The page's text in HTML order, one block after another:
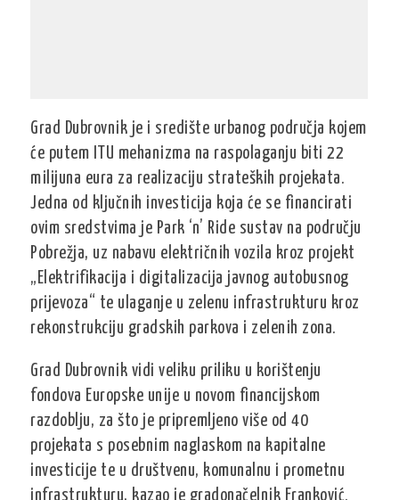
Grad Dubrovnik je i središte urbanog područja kojem
će putem ITU mehanizma na raspolaganju biti 22
milijuna eura za realizaciju strateških projekata.
Jedna od ključnih investicija koja će se financirati
ovim sredstvima je Park ‘n’ Ride sustav na području
Pobrežja, uz nabavu električnih vozila kroz projekt
„Elektrifikacija i digitalizacija javnog autobusnog
prijevoza“ te ulaganje u zelenu infrastrukturu kroz
rekonstrukciju gradskih parkova i zelenih zona.
Grad Dubrovnik vidi veliku priliku u korištenju
fondova Europske unije u novom financijskom
razdoblju, za što je pripremljeno više od 40
projekata s posebnim naglaskom na kapitalne
investicije te u društvenu, komunalnu i prometnu
infrastrukturu, kazao je gradonačelnik Franković.